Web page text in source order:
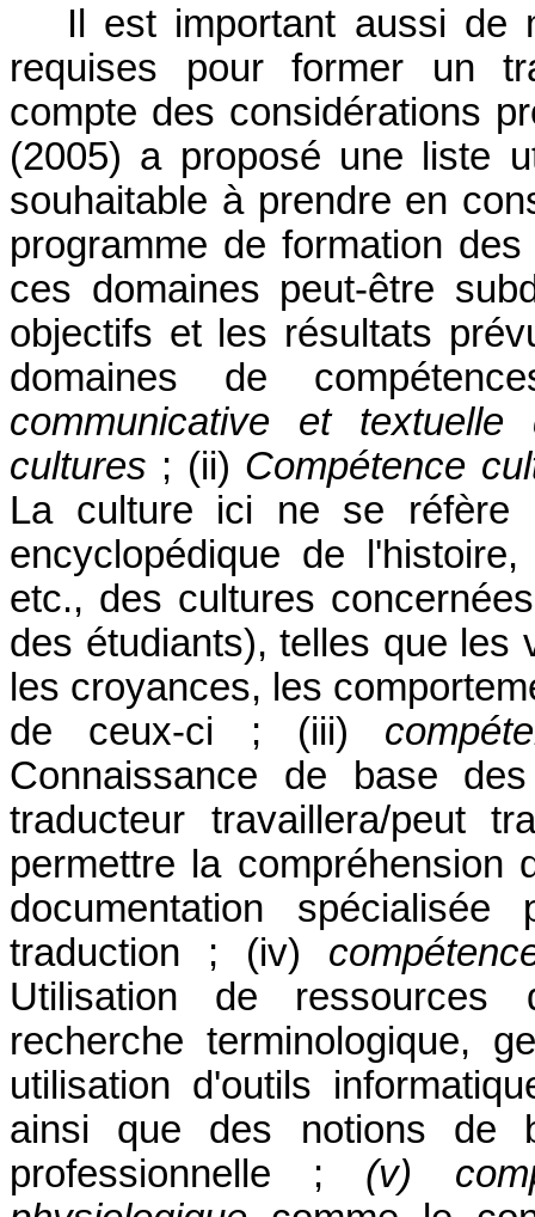
Il est important aussi de
requises pour former un
compte des considérations
(2005) a proposé une liste
souhaitable à prendre en
programme de formation
ces domaines peut-être
objectifs et les résultats
domaines de
communicative et
cultures ; (ii) Compétence
La culture ici ne se réfère
encyclopédique de
etc., des cultures
des étudiants), telles que les
les croyances, les
de ceux-ci ; (iii)
Connaissance de base
traducteur travaillera/peut
permettre la
documentation
traduction ; (iv)
Utilisation de ressources
recherche terminologique,
utilisation d'outils
ainsi que des notions de
professionnelle ; (v)